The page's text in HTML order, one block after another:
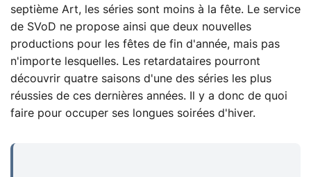
septième Art, les séries sont moins à la fête. Le service
de SVoD ne propose ainsi que deux nouvelles
productions pour les fêtes de fin d'année, mais pas
n'importe lesquelles. Les retardataires pourront
découvrir quatre saisons d'une des séries les plus
réussies de ces dernières années. Il y a donc de quoi
faire pour occuper ses longues soirées d'hiver.